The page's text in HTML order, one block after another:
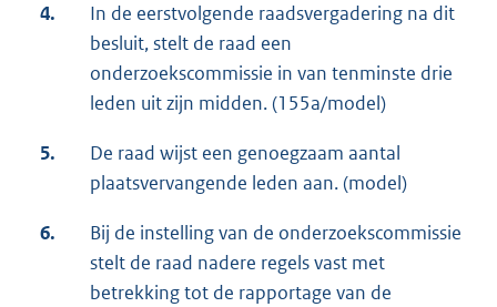
4.
In de eerstvolgende raadsvergadering na dit
besluit, stelt de raad een
onderzoekscommissie in van tenminste drie
leden uit zijn midden. (155a/model)
5.
De raad wijst een genoegzaam aantal
plaatsvervangende leden aan. (model)
6.
Bij de instelling van de onderzoekscommissie
stelt de raad nadere regels vast met
betrekking tot de rapportage van de